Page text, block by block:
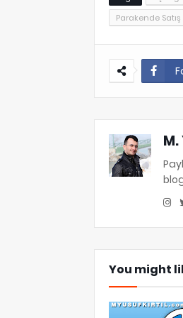
Parakende
M.
You might